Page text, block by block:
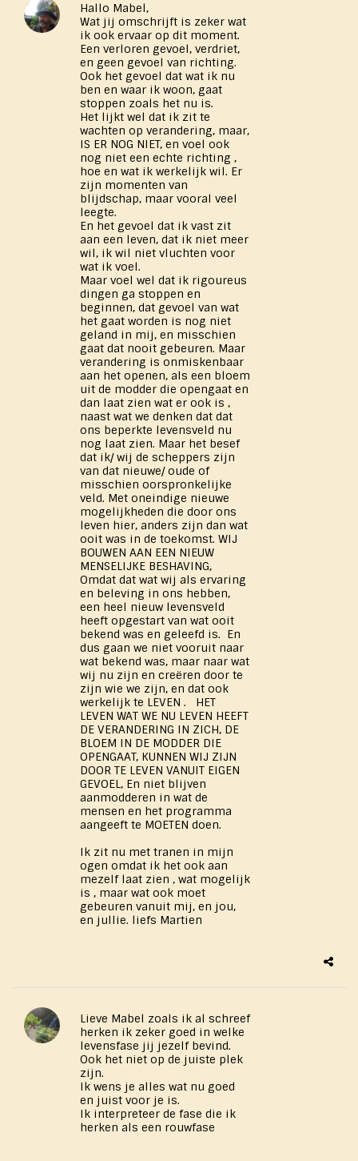
Hallo Mabel,
Wat jij omschrijft is zeker wat
ik ook ervaar op dit moment.
Een verloren gevoel, verdriet,
en geen gevoel van richting.
Ook het gevoel dat wat ik nu
ben en waar ik woon, gaat
stoppen zoals het nu is.
Het lijkt wel dat ik zit te
wachten op verandering, maar,
IS ER NOG NIET, en voel ook
nog niet een echte richting ,
hoe en wat ik werkelijk wil. Er
zijn momenten van
blijdschap, maar vooral veel
leegte.
En het gevoel dat ik vast zit
aan een leven, dat ik niet meer
wil, ik wil niet vluchten voor
wat ik voel.
Maar voel wel dat ik rigoureus
dingen ga stoppen en
beginnen, dat gevoel van wat
het gaat worden is nog niet
geland in mij, en misschien
gaat dat nooit gebeuren. Maar
verandering is onmiskenbaar
aan het openen, als een bloem
uit de modder die opengaat en
dan laat zien wat er ook is ,
naast wat we denken dat dat
ons beperkte levensveld nu
nog laat zien. Maar het besef
dat ik/ wij de scheppers zijn
van dat nieuwe/ oude of
misschien oorspronkelijke
veld. Met oneindige nieuwe
mogelijkheden die door ons
leven hier, anders zijn dan wat
ooit was in de toekomst. WIJ
BOUWEN AAN EEN NIEUW
MENSELIJKE BESHAVING,
Omdat dat wat wij als ervaring
en beleving in ons hebben,
een heel nieuw levensveld
heeft opgestart van wat ooit
bekend was en geleefd is. En
dus gaan we niet vooruit naar
wat bekend was, maar naar wat
wij nu zijn en creëren door te
zijn wie we zijn, en dat ook
werkelijk te LEVEN . HET
LEVEN WAT WE NU LEVEN HEEFT
DE VERANDERING IN ZICH, DE
BLOEM IN DE MODDER DIE
OPENGAAT, KUNNEN WIJ ZIJN
DOOR TE LEVEN VANUIT EIGEN
GEVOEL, En niet blijven
aanmodderen in wat de
mensen en het programma
aangeeft te MOETEN doen.
Ik zit nu met tranen in mijn
ogen omdat ik het ook aan
mezelf laat zien , wat mogelijk
is , maar wat ook moet
gebeuren vanuit mij, en jou,
en jullie. liefs Martien
Lieve Mabel zoals ik al schreef
herken ik zeker goed in welke
levensfase jij jezelf bevind.
Ook het niet op de juiste plek
zijn.
Ik wens je alles wat nu goed
en juist voor je is.
Ik interpreteer de fase die ik
herken als een rouwfase